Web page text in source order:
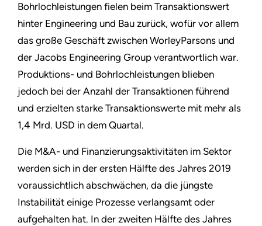
Bohrlochleistungen fielen beim Transaktionswert
hinter Engineering und Bau zurück, wofür vor allem
das große Geschäft zwischen WorleyParsons und
der Jacobs Engineering Group verantwortlich war.
Produktions- und Bohrlochleistungen blieben
jedoch bei der Anzahl der Transaktionen führend
und erzielten starke Transaktionswerte mit mehr als
1,4 Mrd. USD in dem Quartal.
Die M&A- und Finanzierungsaktivitäten im Sektor
werden sich in der ersten Hälfte des Jahres 2019
voraussichtlich abschwächen, da die jüngste
Instabilität einige Prozesse verlangsamt oder
aufgehalten hat. In der zweiten Hälfte des Jahres